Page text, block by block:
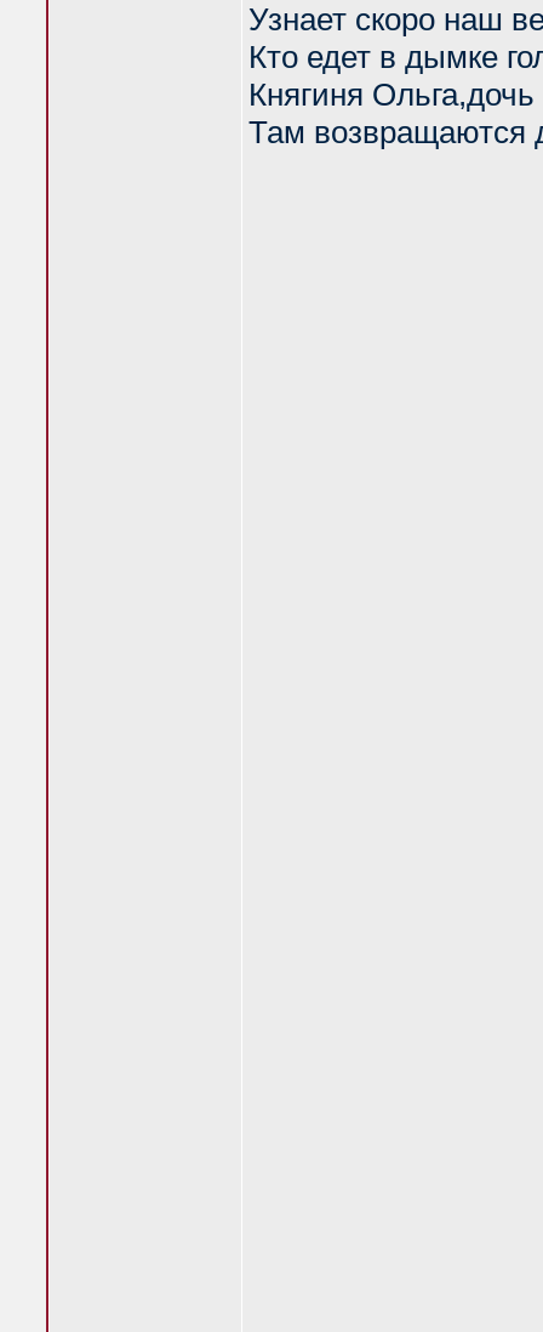
Узнает скоро наш
Кто едет в дымке
Княгиня
Там возвращаются